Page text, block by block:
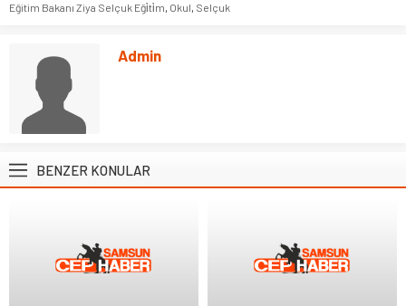
Eğitim Bakanı Ziya Selçuk Eği̇ti̇m, Okul, Selçuk
Admin
BENZER KONULAR